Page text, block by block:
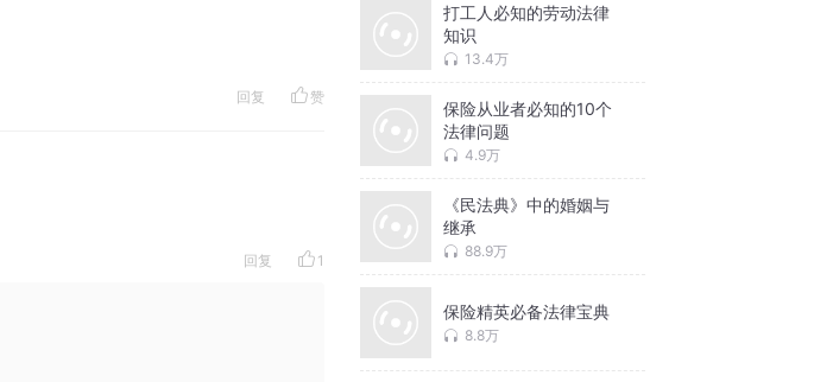
回复 赞
回复 1
打工人必知的劳动法律
知识
13.4万
保险从业者必知的10个
法律问题
4.9万
《民法典》中的婚姻与
继承
88.9万
保险精英必备法律宝典
8.8万